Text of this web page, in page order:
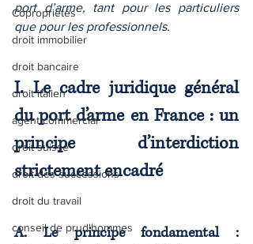
Copropriétés
droit immobilier
droit bancaire
droit italien
agent commercial
droit suisse
droit des successions
droit du travail
conseil de prud'hommes
port d’arme, tant pour les particuliers
que pour les professionnels.
I. Le cadre juridique général
du port d’arme en France : un
principe d’interdiction
strictement encadré
A. Le principe fondamental :